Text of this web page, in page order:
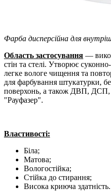
Фарба дисперсійна для
Область застосування —
стін та стелі. Утворює
легке вологе чищення та
для фарбування штукатурки,
поверхонь, а також ДВП, ДСП,
"Рауфазер".
Властивості:
Біла;
Матова;
Вологостійка;
Стійка до стирання;
Висока криюча здатність.